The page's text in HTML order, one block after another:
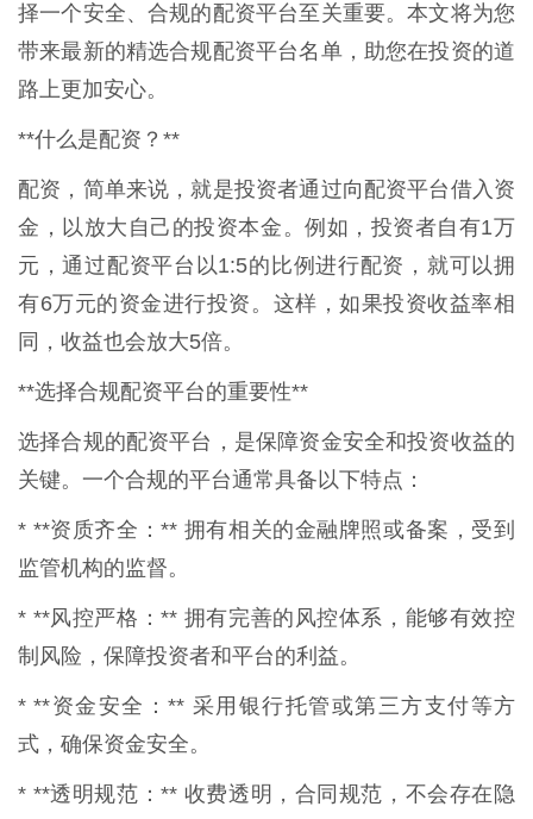
择一个安全、合规的配资平台至关重要。本文将为您
带来最新的精选合规配资平台名单，助您在投资的道
路上更加安心。
**什么是配资？**
配资，简单来说，就是投资者通过向配资平台借入资
金，以放大自己的投资本金。例如，投资者自有1万
元，通过配资平台以1:5的比例进行配资，就可以拥
有6万元的资金进行投资。这样，如果投资收益率相
同，收益也会放大5倍。
**选择合规配资平台的重要性**
选择合规的配资平台，是保障资金安全和投资收益的
关键。一个合规的平台通常具备以下特点：
* **资质齐全：** 拥有相关的金融牌照或备案，受到
监管机构的监督。
* **风控严格：** 拥有完善的风控体系，能够有效控
制风险，保障投资者和平台的利益。
* **资金安全：** 采用银行托管或第三方支付等方
式，确保资金安全。
* **透明规范：** 收费透明，合同规范，不会存在隐